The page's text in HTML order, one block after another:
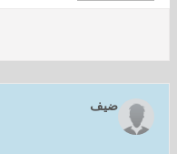
ضيف